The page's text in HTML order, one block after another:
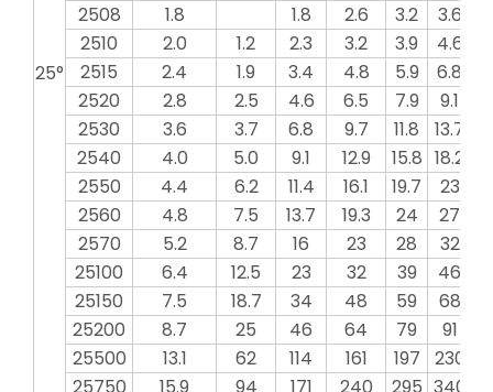
25°
2508
1.8 1.8 2.6 3.2 3.6
2510
2.0 1.2 2.3 3.2 3.9 4.6
2515
2.4 1.9 3.4 4.8 5.9 6.8
2520
2.8 2.5 4.6 6.5 7.9 9.1
2530
3.6 3.7 6.8 9.7 11.8 13.7
2540
4.0 5.0 9.1 12.9 15.8 18.2
2550
4.4 6.2 11.4 16.1 19.7 23
2560
4.8 7.5 13.7 19.3 24 27
2570
5.2 8.7 16 23 28 32
25100
6.4 12.5 23 32 39 46
25150
7.5 18.7 34 48 59 68
25200
8.7 25 46 64 79 91
25500
13.1 62 114 161 197 230